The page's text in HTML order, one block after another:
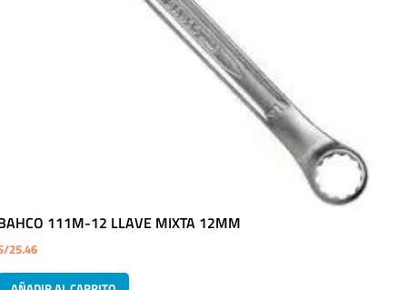
111M-12 LLAVE MIXTA 12MM
25.46